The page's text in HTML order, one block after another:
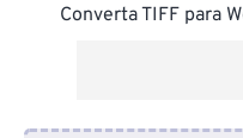
Converta TIFF para